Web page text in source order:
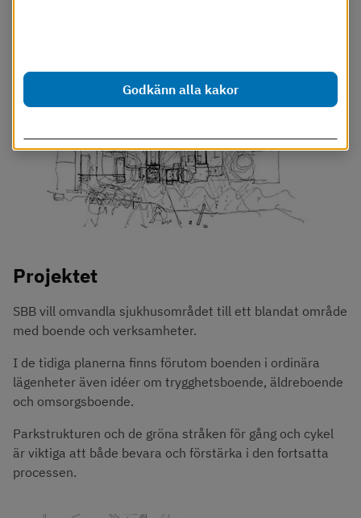
Godkänn alla kakor
Projektet
SBB vill omvandla sjukhusområdet till ett blandat område
med boende och verksamheter.
I de tidiga planerna finns förutom boenden i ordinära
lägenheter även idéer om trygghetsboende, äldreboende
och omsorgsboende.
Parkstrukturen och de gröna stråken för gång och cykel
är viktiga att både bevara och förstärka i den fortsatta
processen.